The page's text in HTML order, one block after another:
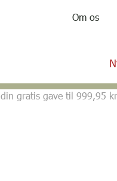
Om os
gratis gave til 999,95